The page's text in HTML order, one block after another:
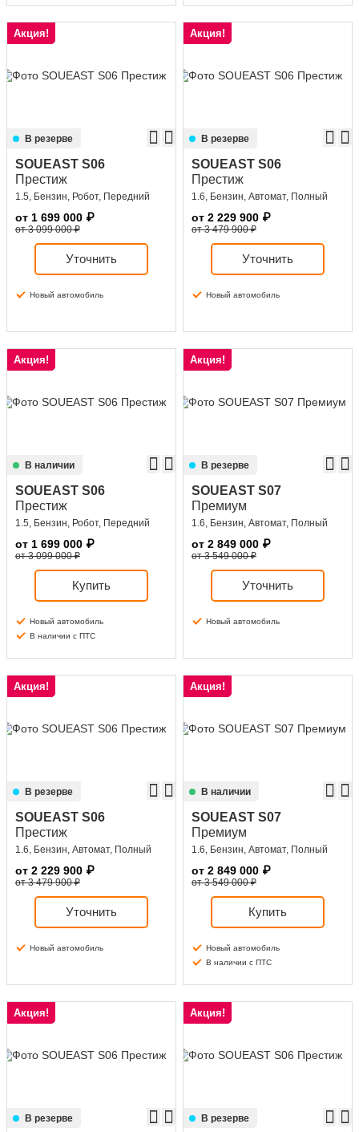
Акция!
В резерве
SOUEAST S06
Престиж
1.5, Бензин, Робот, Передний
от 1 699 000 ₽
от 3 099 000 ₽
Уточнить
Новый автомобиль
Акция!
В резерве
SOUEAST S06
Престиж
1.6, Бензин, Автомат, Полный
от 2 229 900 ₽
от 3 479 900 ₽
Уточнить
Новый автомобиль
Акция!
В наличии
SOUEAST S06
Престиж
1.5, Бензин, Робот, Передний
от 1 699 000 ₽
от 3 099 000 ₽
Купить
Новый автомобиль
В наличии с ПТС
Акция!
В резерве
SOUEAST S07
Премиум
1.6, Бензин, Автомат, Полный
от 2 849 000 ₽
от 3 549 000 ₽
Уточнить
Новый автомобиль
Акция!
В резерве
SOUEAST S06
Престиж
1.6, Бензин, Автомат, Полный
от 2 229 900 ₽
от 3 479 900 ₽
Уточнить
Новый автомобиль
Акция!
В наличии
SOUEAST S07
Премиум
1.6, Бензин, Автомат, Полный
от 2 849 000 ₽
от 3 549 000 ₽
Купить
Новый автомобиль
В наличии с ПТС
Акция!
В резерве
Акция!
В резерве